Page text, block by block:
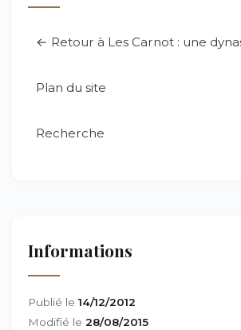
← Retour à Les Carnot : une
Plan du site
Recherche
Informations
Publié le 14/12/2012
Modifié le 28/08/2015